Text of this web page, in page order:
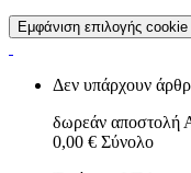
Εμφάνιση επιλογής cookie
Δεν υπάρχουν
δωρεάν αποστολή
0,00 € Σύνολο